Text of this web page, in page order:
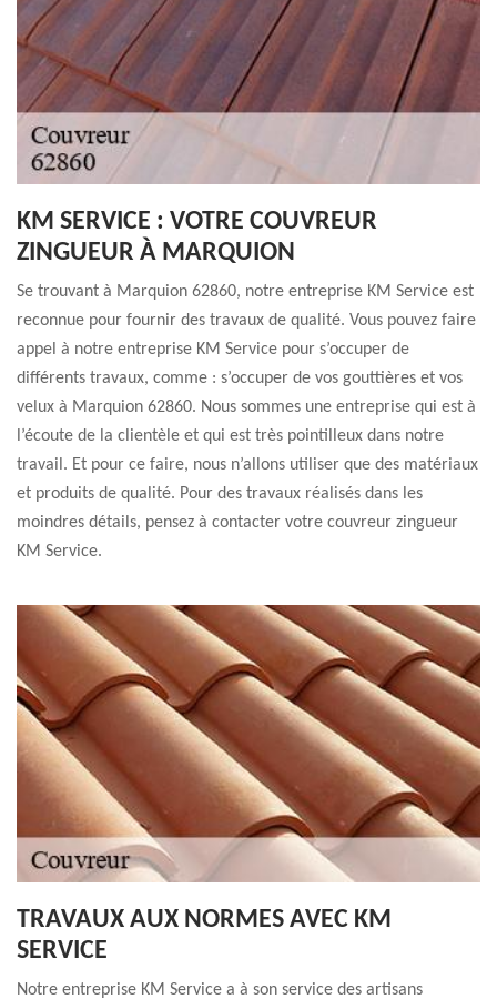
KM SERVICE : VOTRE COUVREUR
ZINGUEUR À MARQUION
Se trouvant à Marquion 62860, notre entreprise KM Service est
reconnue pour fournir des travaux de qualité. Vous pouvez faire
appel à notre entreprise KM Service pour s’occuper de
différents travaux, comme : s’occuper de vos gouttières et vos
velux à Marquion 62860. Nous sommes une entreprise qui est à
l’écoute de la clientèle et qui est très pointilleux dans notre
travail. Et pour ce faire, nous n’allons utiliser que des matériaux
et produits de qualité. Pour des travaux réalisés dans les
moindres détails, pensez à contacter votre couvreur zingueur
KM Service.
TRAVAUX AUX NORMES AVEC KM
SERVICE
Notre entreprise KM Service a à son service des artisans